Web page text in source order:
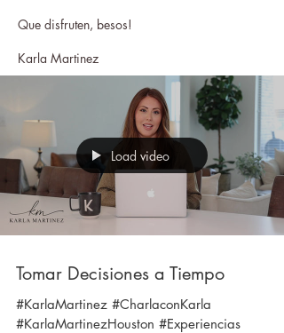
Que disfruten, besos!
Karla Martinez
Load video
Tomar Decisiones a Tiempo
#KarlaMartinez #CharlaconKarla
#KarlaMartinezHouston #Experiencias